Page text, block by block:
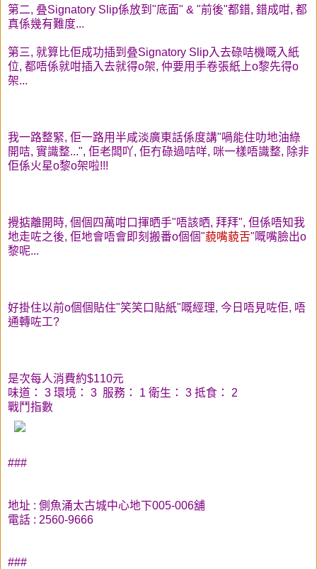
第二, 叠Signatory Slip係放到"底面" & "前後"都錯, 錯成咁, 都
真係幾有難度...
第三, 就算比佢成功插到叠Signatory Slip入去碌咭機嘅入紙
位, 都唔係就咁插入去就得o架, 仲要用手卷張紙上o黎先得o
架...
我一路整緊, 佢一路用半咸淡廣東話係度講"喎能住叻地油綠
開咭, 實識整...", 佢老闆吖, 佢冇碌過咭咩, 咪一樣唔識整, 除非
佢係火星o黎o架啦!!!
攪掂離開時, 個個四萬咁口揮晒手"唔該晒, 拜拜", 但係唔知我
地走咗之後, 佢地會唔會即刻搬番o個個"藐嘴藐舌"嘅嘴臉出o
黎呢...
好掛住以前o個個貼住"笑笑口貼紙"嘅經理, 今日唔見咗佢, 唔
通轉咗工?
是次每人消費約$110元
味道： 3 環境： 3 服務： 1 衛生： 3 抵食： 2
戰鬥指數
###
地址 : 側魚涌太古城中心地下005-006舖
電話 : 2560-9666
###